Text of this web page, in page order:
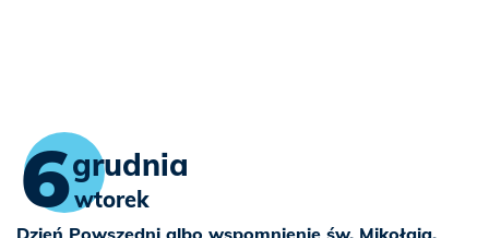
6grudnia
wtorek
Dzień Powszedni albo wspomnienie św. Mikołaja,